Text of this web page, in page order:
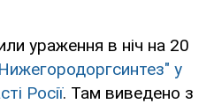
ураження в ніч на 20
у
Росії. Там виведено з